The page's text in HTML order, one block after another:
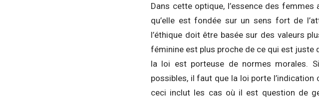
Dans cette optique, l’essence des
qu’elle est fondée sur un sens fort de
l’éthique doit être basée sur des valeurs
féminine est plus proche de ce qui est juste
la loi est porteuse de normes morales.
possibles, il faut que la loi porte
ceci inclut les cas où il est question de